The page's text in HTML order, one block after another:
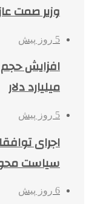
وزیر صمت
5 روز پیش
میلیارد دلار
5 روز پیش
اجرای
سیاست
6 روز پیش